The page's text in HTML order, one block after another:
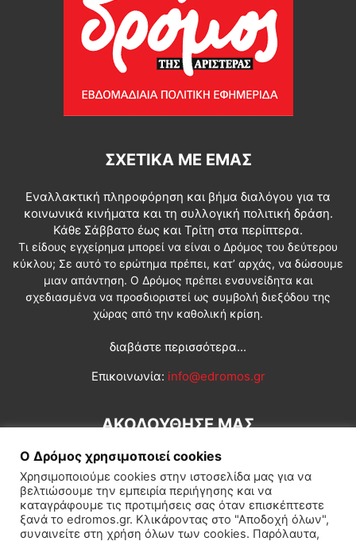
ΣΧΕΤΙΚΆ ΜΕ ΕΜΆΣ
Εναλλακτική πληροφόρηση και βήμα διαλόγου για τα
κοινωνικά κινήματα και τη συλλογική πολιτική δράση.
Κάθε Σάββατο έως και Τρίτη στα περίπτερα.
Τι είδους εγχείρημα μπορεί να είναι ο Δρόμος του δεύτερου
κύκλου; Σε αυτό το ερώτημα πρέπει, κατ’ αρχάς, να δώσουμε
μιαν απάντηση. Ο Δρόμος πρέπει ενσυνείδητα και
σχεδιασμένα να προσδιοριστεί ως συμβολή διεξόδου της
χώρας από την καθολική κρίση.
διαβάστε περισσότερα...
Επικοινωνία: info@edromos.gr
ΑΚΟΛΟΥΘΗΣΕ ΜΑΣ
Ο Δρόμος χρησιμοποιεί cookies
Χρησιμοποιούμε cookies στην ιστοσελίδα μας για να
βελτιώσουμε την εμπειρία περιήγησης και να
καταγράφουμε τις προτιμήσεις σας όταν επισκέπτεστε
ξανά το edromos.gr. Κλικάροντας στο "Αποδοχή όλων",
συναινείτε στη χρήση όλων των cookies. Παρόλαυτα,